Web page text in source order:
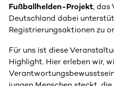
Fußballhelden-Projekt, das
Deutschland dabei
Registrierungsaktionen zu
Für uns ist diese
Highlight. Hier erleben wir,